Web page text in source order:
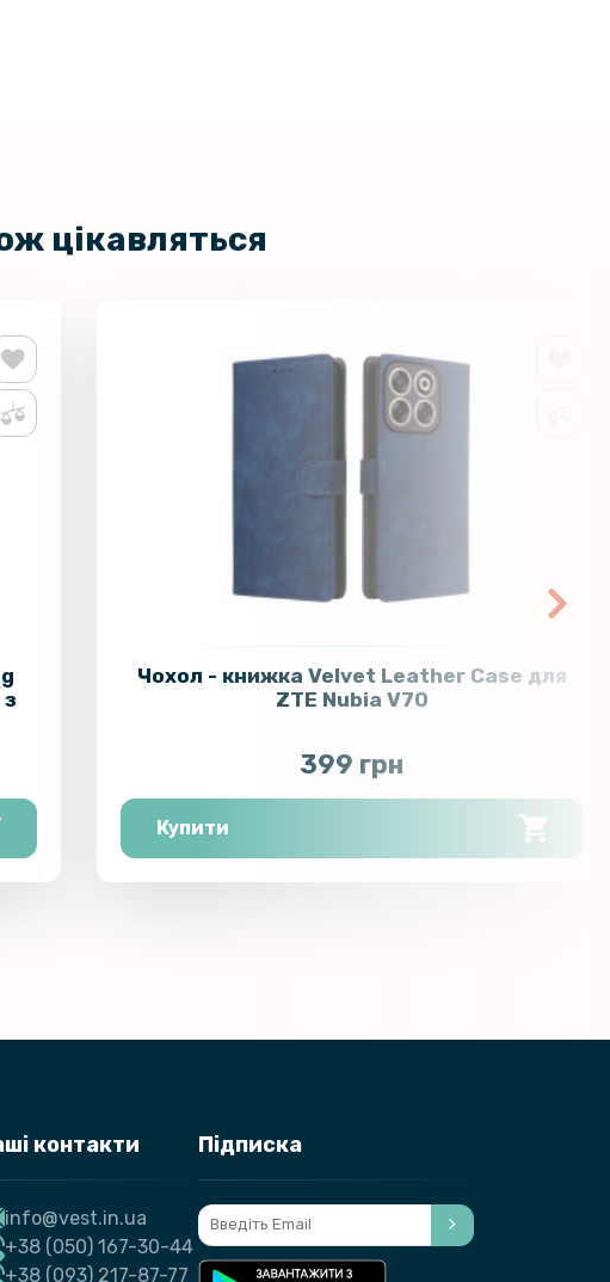
цікавляться
Чохол - книжка Velvet Leather Case для
ZTE Nubia V70
399 грн
Купити
контакти
info@vest.in.ua
+38 (050) 167-30-44
+38 (093) 217-87-77
Підписка